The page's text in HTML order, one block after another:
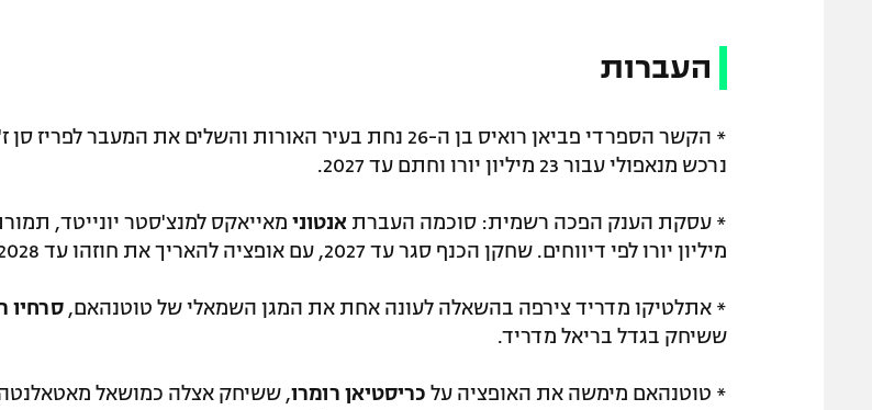
העברות
* הקשר הספרדי פביאן רואיס בן ה-26 נחת בעיר האורות והשלים את המעבר
נרכש מנאפולי עבור 23 מיליון יורו וחתם עד 2027.
* עסקת הענק הפכה רשמית: סוכמה העברת אנטוני
מיליון יורו לפי דיווחים. שחקן הכנף סגר עד 2027, עם אופציה להאריך את חוזהו עד 2028.
* אתלטיקו מדריד צירפה בהשאלה לעונה אחת את המגן השמאלי של טוטנהאם, סרחיו
ששיחק בגדל בריאל מדריד.
* טוטנהאם מימשה את האופציה על כריסטיאן רומרו, ששיחק אצלה כמושאל